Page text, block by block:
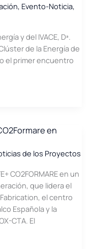
, Evento-Noticia,
y del IVACE, Dª.
de la Energía de
el primer encuentro
en
de los Proyectos
CO2FORMARE en un
que lidera el
el centro
Española y la
CTA. El